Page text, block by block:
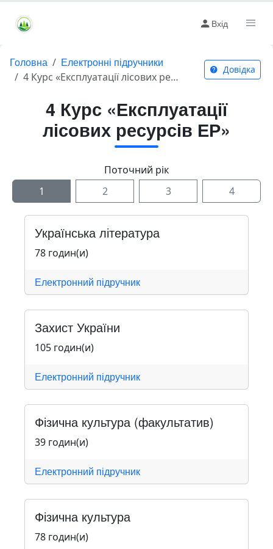
Вхід
Головна Електронні підручники
4 Курс «Експлуатації лісових ресурсів ЕР»
Довідка
4 Курс «Експлуатації
лісових ресурсів ЕР»
Поточний рік
1
2 3 4
Українська література
78 годин(и)
Електронний підручник
Захист України
105 годин(и)
Електронний підручник
Фізична культура (факультатив)
39 годин(и)
Електронний підручник
Фізична культура
78 годин(и)